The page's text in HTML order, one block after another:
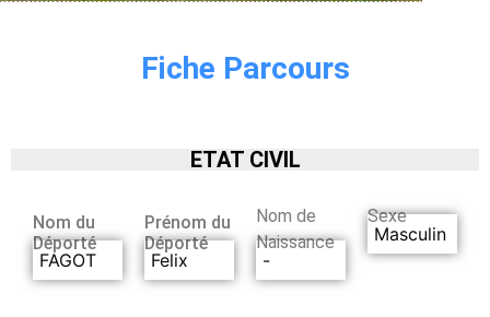
Fiche Parcours
ETAT CIVIL
Nom du
Déporté
FAGOT
Prénom du
Déporté
Felix
Nom de
Naissance
-
Sexe
Masculin